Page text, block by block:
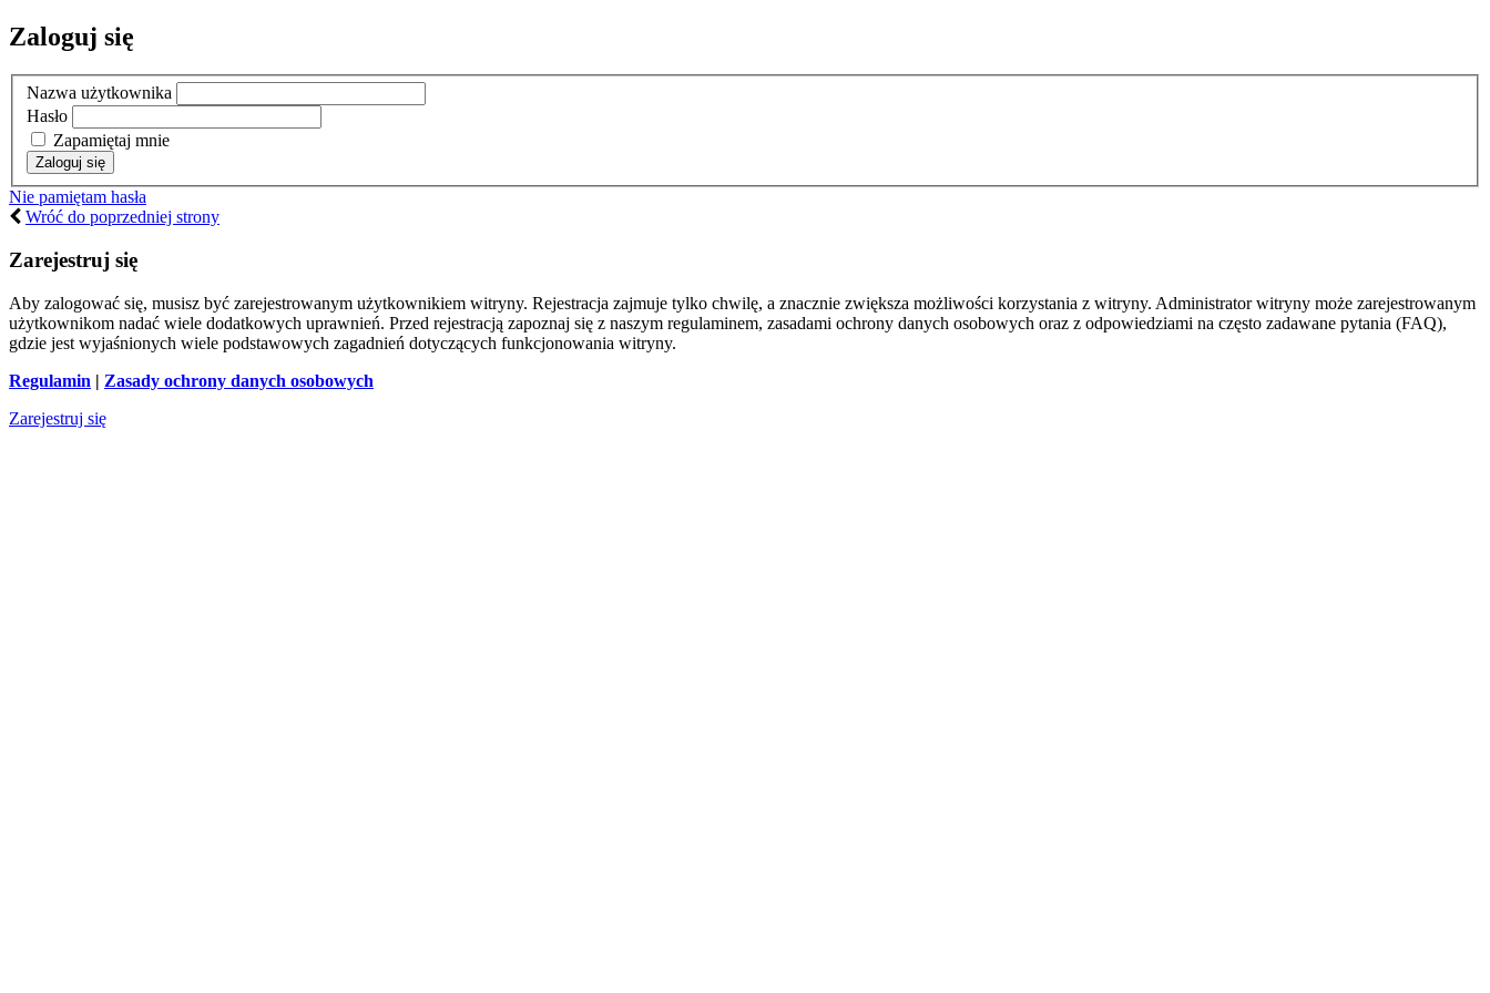
Zaloguj się
Nazwa użytkownika
Hasło
Zapamiętaj mnie
Nie pamiętam hasła
Wróć do poprzedniej strony
Zarejestruj się
Aby zalogować się, musisz być zarejestrowanym użytkownikiem witryny. Rejestracja zajmuje tylko chwilę, a znacznie zwiększa możliwości korzystania z witryny. Administrator witryny może zarejestrowanym
użytkownikom nadać wiele dodatkowych uprawnień. Przed rejestracją zapoznaj się z naszym regulaminem, zasadami ochrony danych osobowych oraz z odpowiedziami na często zadawane pytania (FAQ),
gdzie jest wyjaśnionych wiele podstawowych zagadnień dotyczących funkcjonowania witryny.
Regulamin | Zasady ochrony danych osobowych
Zarejestruj się